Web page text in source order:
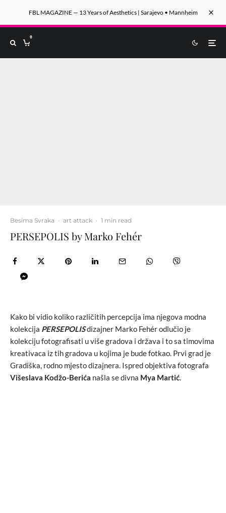
FBL MAGAZINE — 13 Years of Aesthetics | Sarajevo • Mannheim
0
Besima Svraka · art attack · 1 min read
PERSEPOLIS by Marko Fehér
Kako bi vidio koliko različitih percepcija ima njegova modna
kolekcija PERSEPOLISdizajner Marko Fehér odlučio je
kolekciju fotografisati u više gradova i država i to sa timovima
kreativaca iz tih gradova u kojima je bude fotkao. Prvi grad je
Gradiška, rodno mjesto dizajnera. Ispred objektiva fotografa
Višeslava Kodžo-Berića našla se divna Mya Martić.